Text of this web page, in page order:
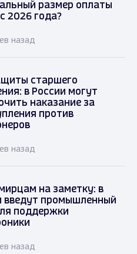
размер оплаты
2026 года?
назад
старшего
в России могут
наказание за
против
назад
на заметку: в
введут промышленный
поддержки
назад